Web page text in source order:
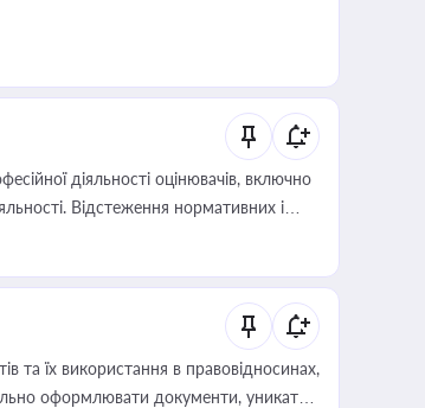
діяльності оцінювачів, включно
Відстеження нормативних і
під час оподаткування,
оціночної діяльності
та їх використання в правовідносинах,
оформлювати документи, уникати